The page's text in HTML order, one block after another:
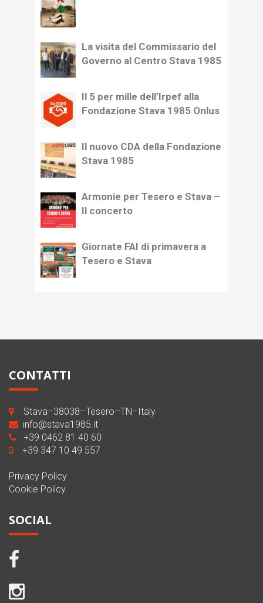
La visita del Commissario del
Governo al Centro Stava 1985
Il 5 per mille dell’Irpef alla
Fondazione Stava 1985 Onlus
Il nuovo CDA della Fondazione
Stava 1985
Armonie per Tesero e Stava –
Il concerto
Giornate FAI di primavera a
Tesero e Stava
CONTATTI
Stava–38038–Tesero–TN–Italy
info@stava1985.it
+39 0462 81 40 60
+39 347 10 49 557
Privacy Policy
Cookie Policy
SOCIAL